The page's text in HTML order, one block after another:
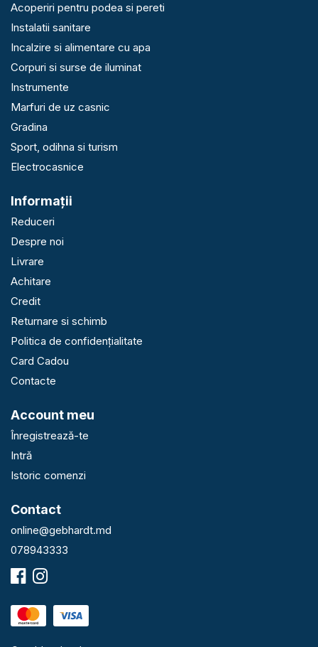
Acoperiri pentru podea si pereti
Instalatii sanitare
Incalzire si alimentare cu apa
Corpuri si surse de iluminat
Instrumente
Marfuri de uz casnic
Gradina
Sport, odihna si turism
Electrocasnice
Informaţii
Reduceri
Despre noi
Livrare
Achitare
Credit
Returnare si schimb
Politica de confidențialitate
Card Cadou
Contacte
Account meu
Înregistrează-te
Intră
Istoric comenzi
Contact
online@gebhardt.md
078943333